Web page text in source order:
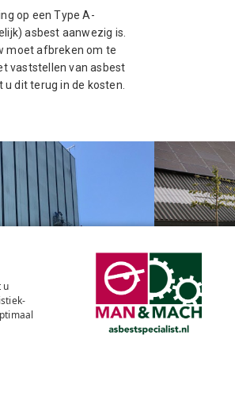
op een Type A-
asbest aanwezig is.
moet afbreken om te
vaststellen van asbest
dit terug in de kosten.
Dodewaard
u